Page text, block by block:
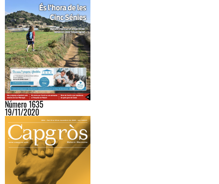
Número 1635
19/11/2020